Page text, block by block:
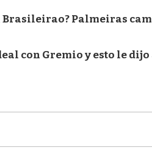
Palmeiras
con Gremio y esto le